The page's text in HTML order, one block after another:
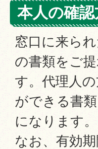
本人の確
窓口に来ら
の書類をご
す。代理人
ができる書
になります。
なお、有効